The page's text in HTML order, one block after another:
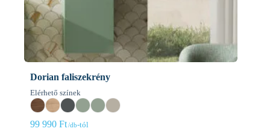
Dorian faliszekrény
Elérhető színek
99 990 Ft -tól